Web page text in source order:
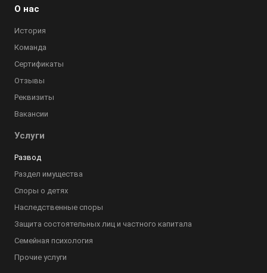
О нас
История
Команда
Сертификаты
Отзывы
Реквизиты
Вакансии
Услуги
Развод
Раздел имущества
Споры о детях
Наследственные споры
Защита состоятельных лиц и частного капитала
Семейная психология
Прочие услуги